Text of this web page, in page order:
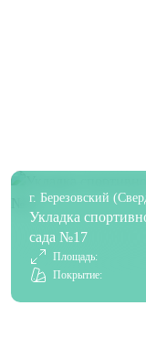
г. Березовский
Укладка
сада №17
Площадь:
Покрытие: